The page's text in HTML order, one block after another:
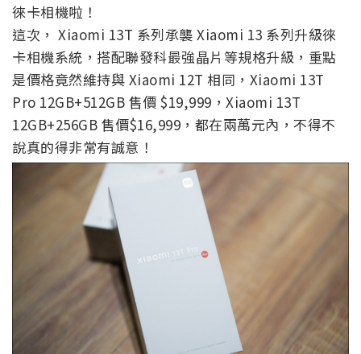
徠卡相機啦！
這次， Xiaomi 13T 系列承襲 Xiaomi 13 系列升級徠
卡相機系統，搭配聯發科最強晶片等規格升級，重點
是價格竟然維持與 Xiaomi 12T 相同，Xiaomi 13T
Pro 12GB+512GB 售價 $19,999，Xiaomi 13T
12GB+256GB 售價$16,999，都在兩萬元內，不得不
說真的得非常有誠意！